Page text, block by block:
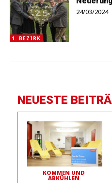
1. BEZIRK
24/03/2024
NEUESTE
KOMMEN UND
ABKÜHLEN